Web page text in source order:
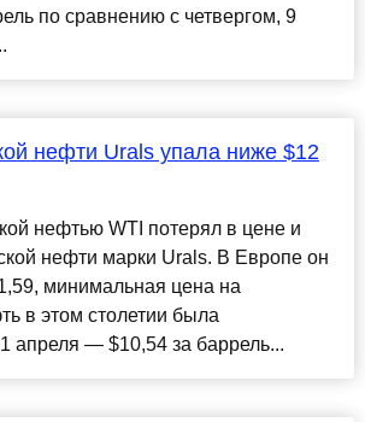
по сравнению с четвергом, 9
нефти Urals упала ниже $12
нефтью WTI потерял в цене и
нефти марки Urals. В Европе он
минимальная цена на
в этом столетии была
апреля — $10,54 за баррель...